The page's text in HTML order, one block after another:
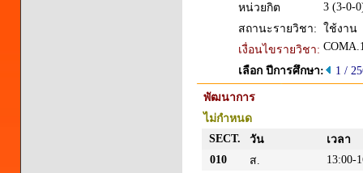
หน่วยกิต
3 (3-0-
สถานะรายวิชา: ใช้งาน
เงื่อนไขรายวิชา:
เลือก ปีการศึกษา:
1 /
พัฒนาการ
ไม่กำหนด
SECT.
วัน
เวลา
010
ส.
13:00-